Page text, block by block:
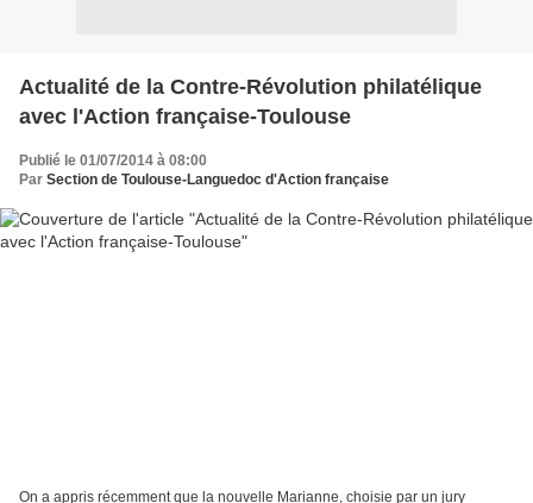
Actualité de la Contre-Révolution philatélique
avec l'Action française-Toulouse
Publié le 01/07/2014 à 08:00
Par Section de Toulouse-Languedoc d'Action française
On a appris récemment que la nouvelle Marianne, choisie par un jury